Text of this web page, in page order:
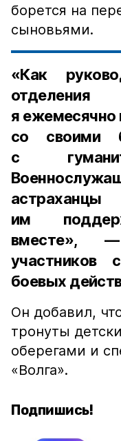
борется на
сыновьями.
«Как
отделения
я
со своими
с
им
вместе»,
участников
боевых
Он добавил,
тронуты
оберегами и
«Волга».
Подпишись!